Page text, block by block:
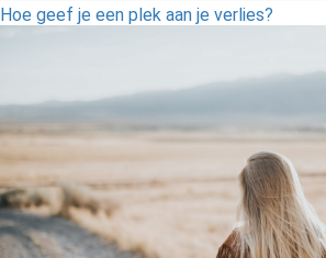
Hoe geef je een plek aan je verlies?